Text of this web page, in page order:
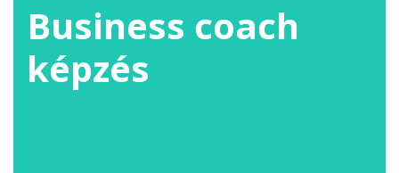
Business coach
képzés